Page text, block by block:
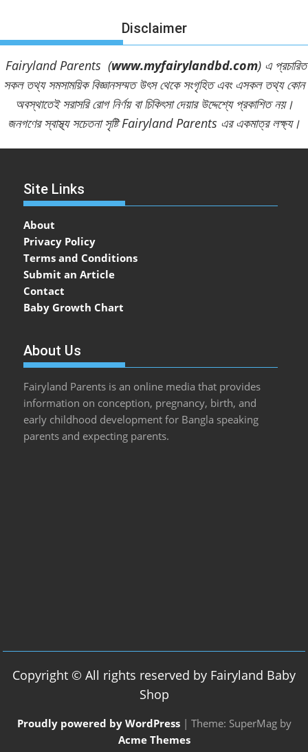
Disclaimer
Fairyland Parents (www.myfairylandbd.com) এ প্রচারিত
সকল তথ্য সমসাময়িক বিজ্ঞানসম্মত উৎস থেকে সংগৃহিত এবং এসকল তথ্য কোন
অবস্থাতেই সরাসরি রোগ নির্ণয় বা চিকিৎসা দেয়ার উদ্দেশ্যে প্রকাশিত নয়।
জনগণের স্বাস্থ্য সচেতনা সৃষ্টি Fairyland Parents এর একমাত্র লক্ষ্য।
Site Links
About
Privacy Policy
Terms and Conditions
Submit an Article
Contact
Baby Growth Chart
About Us
Fairyland Parents is an online media that provides
information on conception, pregnancy, birth, and
early childhood development for Bangla speaking
parents and expecting parents.
Copyright © All rights reserved by Fairyland Baby
Shop
Proudly powered by WordPress | Theme: SuperMag by
Acme Themes